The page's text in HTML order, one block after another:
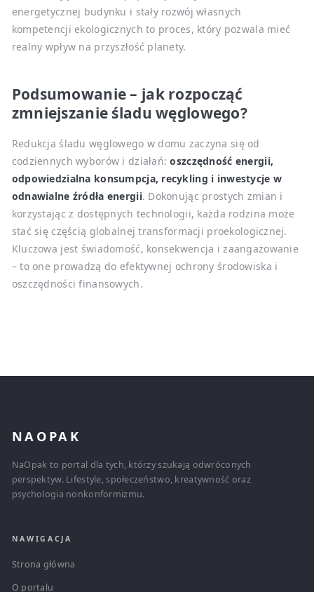
energetycznej budynku i stały rozwój własnych
kompetencji ekologicznych to proces, który pozwala mieć
realny wpływ na przyszłość planety.
Podsumowanie – jak rozpocząć
zmniejszanie śladu węglowego?
Redukcja śladu węglowego w domu zaczyna się od
codziennych wyborów i działań:oszczędność energii,
odpowiedzialna konsumpcja, recykling i inwestycje w
odnawialne źródła energii. Dokonując prostych zmian i
korzystając z dostępnych technologii, każda rodzina może
stać się częścią globalnej transformacji proekologicznej.
Kluczowa jest świadomość, konsekwencja i zaangażowanie
– to one prowadzą do efektywnej ochrony środowiska i
oszczędności finansowych.
NAOPAK
NaOpak to portal dla tych, którzy szukają odwróconych
perspektyw. Lifestyle, społeczeństwo, kreatywność oraz
psychologia nonkonformizmu.
NAWIGACJA
Strona główna
O portalu